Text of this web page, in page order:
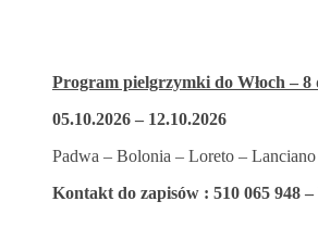
Program pielgrzymki do Włoch – 8
05.10.2026 – 12.10.2026
Padwa – Bolonia – Loreto –
Kontakt do zapisów : 510 065 948